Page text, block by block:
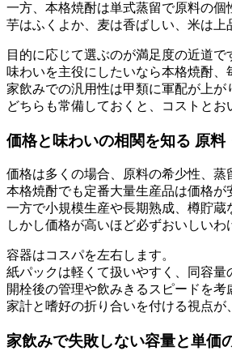
一方、本格焼酎は単式蒸留で原料の個
芋はふくよか、麦は香ばしい、米は上
目的に応じて選ぶのが満足度の近道で
味わいを主役にしたいなら本格焼酎、
家飲みでの汎用性は甲類に軍配が上が
どちらも常備しておくと、コストとお
価格と味わいの相関を知る 原料
価格は多くの場合、原料の希少性、蒸
本格焼酎でも定番大量生産品は価格が
一方で小規模生産や長期熟成、樽貯蔵
しかし価格が高いほど必ずおいしい
容器はコスパを左右します。
紙パックは軽くて扱いやすく、同容量
開栓後の管理や飲みきるスピードを
家計と嗜好の折り合いを付ける視点が
家飲みで失敗しない容量と単価